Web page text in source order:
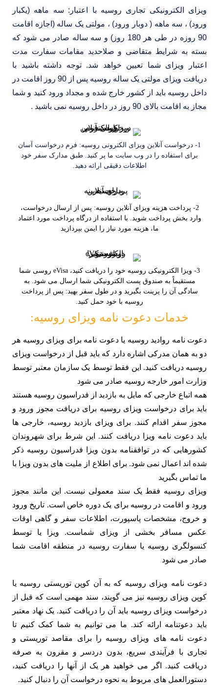
ویزای الکترونیکی تجاری روسیه با اعتبار: سه ماهه (یکبار
ورود) ، سه ماهه ( دوبار ورود) ، مولتی یک ساله (اجازه اقامت
90 روزه در طی هر 180 روز) و سه ساله صادر می شود که
بسته به شرایط متقاضی و صلاحدید مقامات سفارت مدت
اعتبار ویزای شما تعیین خواهد شد. توجه داشته باشید با
دریافت ویزای مولتی یک ساله روسیه پس از 90 روز اقامت در
داخل روسیه باید از کشور خارج شده و مجداد ورود کنید و شما
مجاز به اقامت بالای 90 روز در داخل روسیه نمی باشید .
1- درخواست آنلاین ویزای الکترونی روسیه: فرم درخواست آسان
برای استفاده را در وب سایت ما پر کنید. طبق مدارک سفر خود
اطلاعات دقیقی ارائه دهید.
2- پرداخت هزینه ویزای آنلاین روسیه: پس از ارسال درخواست،
وارد بخش پرداخت شوید. با استفاده از درگاه پرداخت مورد اعتماد
ما، هزینه مورد نیاز را ایمن بپردازید
3- ویزا الکترونیکی روسیه خود را دریافت کنید، eVisa روسی شما
مستقیماً به صندوق پست الکترونیکی شما ارسال می شود. به
سادگی آن را پرینت بگیرید و در طول سفر بهید: پس از پرداخت
روسیه با خود حمل کنید.
خدمات دعوت نامه ویزای روسیه:
دعوت نامه روادید روسیه یا دعوت نامه برای ویزای روسیه هر
دو به همان مدرکی اشاره دارد که باید قبل از درخواست ویزای
روسیه دریافت کنید. این فقط توسط یک سازمان معتبر توسط
وزارت امور خارجه روسیه صادر می شود
همه اتباع خارجی که مایل به بازدید از فدراسیون روسیه هستند
باید برای درخواست ویزای روسیه برای دریافت مجوز ورود و
مجوز سفر اقدام کنند. برای ویزای بازدید روسیه، خارجی ها
باید دعوت نامه ویزا دریافت کنند. این شرط برای شهروندان
کشورهایی که در توافقنامه بدون ویزا فدراسیون روسیه ذکر
شده اند اعمال نمی شود. برای اطلاع از ملیت های بدون ویزا با
ما تماس بگیرید
ویزای روسیه فقط یک سند معمولی نیست. این مانند مجوز
ورود و اقامت در روسیه برای یک دوره خاص است. تاریخ ورود
و خروج، مشخصات پاسپورت، اطلاعات سفر و گاهی اوقات
عکس مسافر بخشی از ویزای شماست. ویزا یا توسط
کنسولگری روسیه یا سفارت روسیه در منطقه اقامت شما
صادر می شود
دعوت نامه ویزای روسیه که به آن کوپن توریستی روسیه یا
کوپن ویزای روسیه نیز می گویند، سند مهمی است که قبل از
درخواست ویزای روسیه باید آن را دریافت کنید. یک نهاد معتبر
باید دعوتنامه ارائه کند. ما می توانیم به شما کمک کنیم تا
دعوت نامه های ویزای روسیه را برای مقاصد توریستی و
تجاری با فرآیندی سریع، بدون دردسر و مقرون به صرفه
دریافت کنید. اگر می خواهید هر یک از آنها را دریافت کنید،
دستورالعمل های مربوط به نحوه درخواست آن را دنبال کنید.